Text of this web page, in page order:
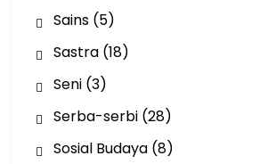
Sains(5)
Sastra(18)
Seni(3)
Serba-serbi(28)
Sosial Budaya(8)